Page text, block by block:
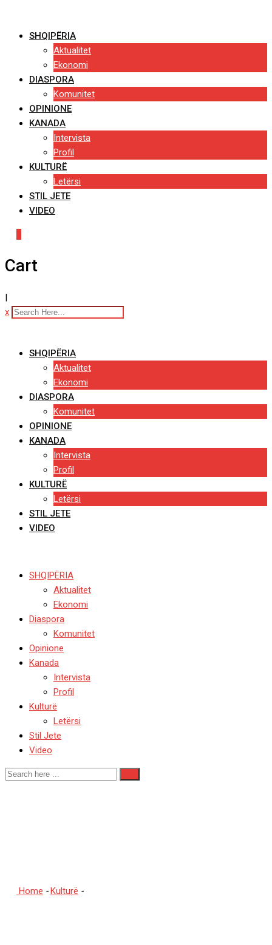
contentSHQIPËRIA
Aktualitet
Ekonomi
DIASPORA
Komunitet
OPINIONE
KANADA
Intervista
Profil
KULTURË
Letërsi
STIL JETE
VIDEO
Cart
x
SHQIPËRIA
Aktualitet
Ekonomi
DIASPORA
Komunitet
OPINIONE
KANADA
Intervista
Profil
KULTURË
Letërsi
STIL JETE
VIDEO
SHQIPËRIA
Aktualitet
Ekonomi
Diaspora
Komunitet
Opinione
Kanada
Intervista
Profil
Kulturë
Letërsi
Stil Jete
Video
Home -Kulturë -